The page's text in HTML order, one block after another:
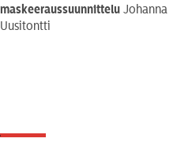
maskeeraussuunnitteluJohanna
Uusitontti